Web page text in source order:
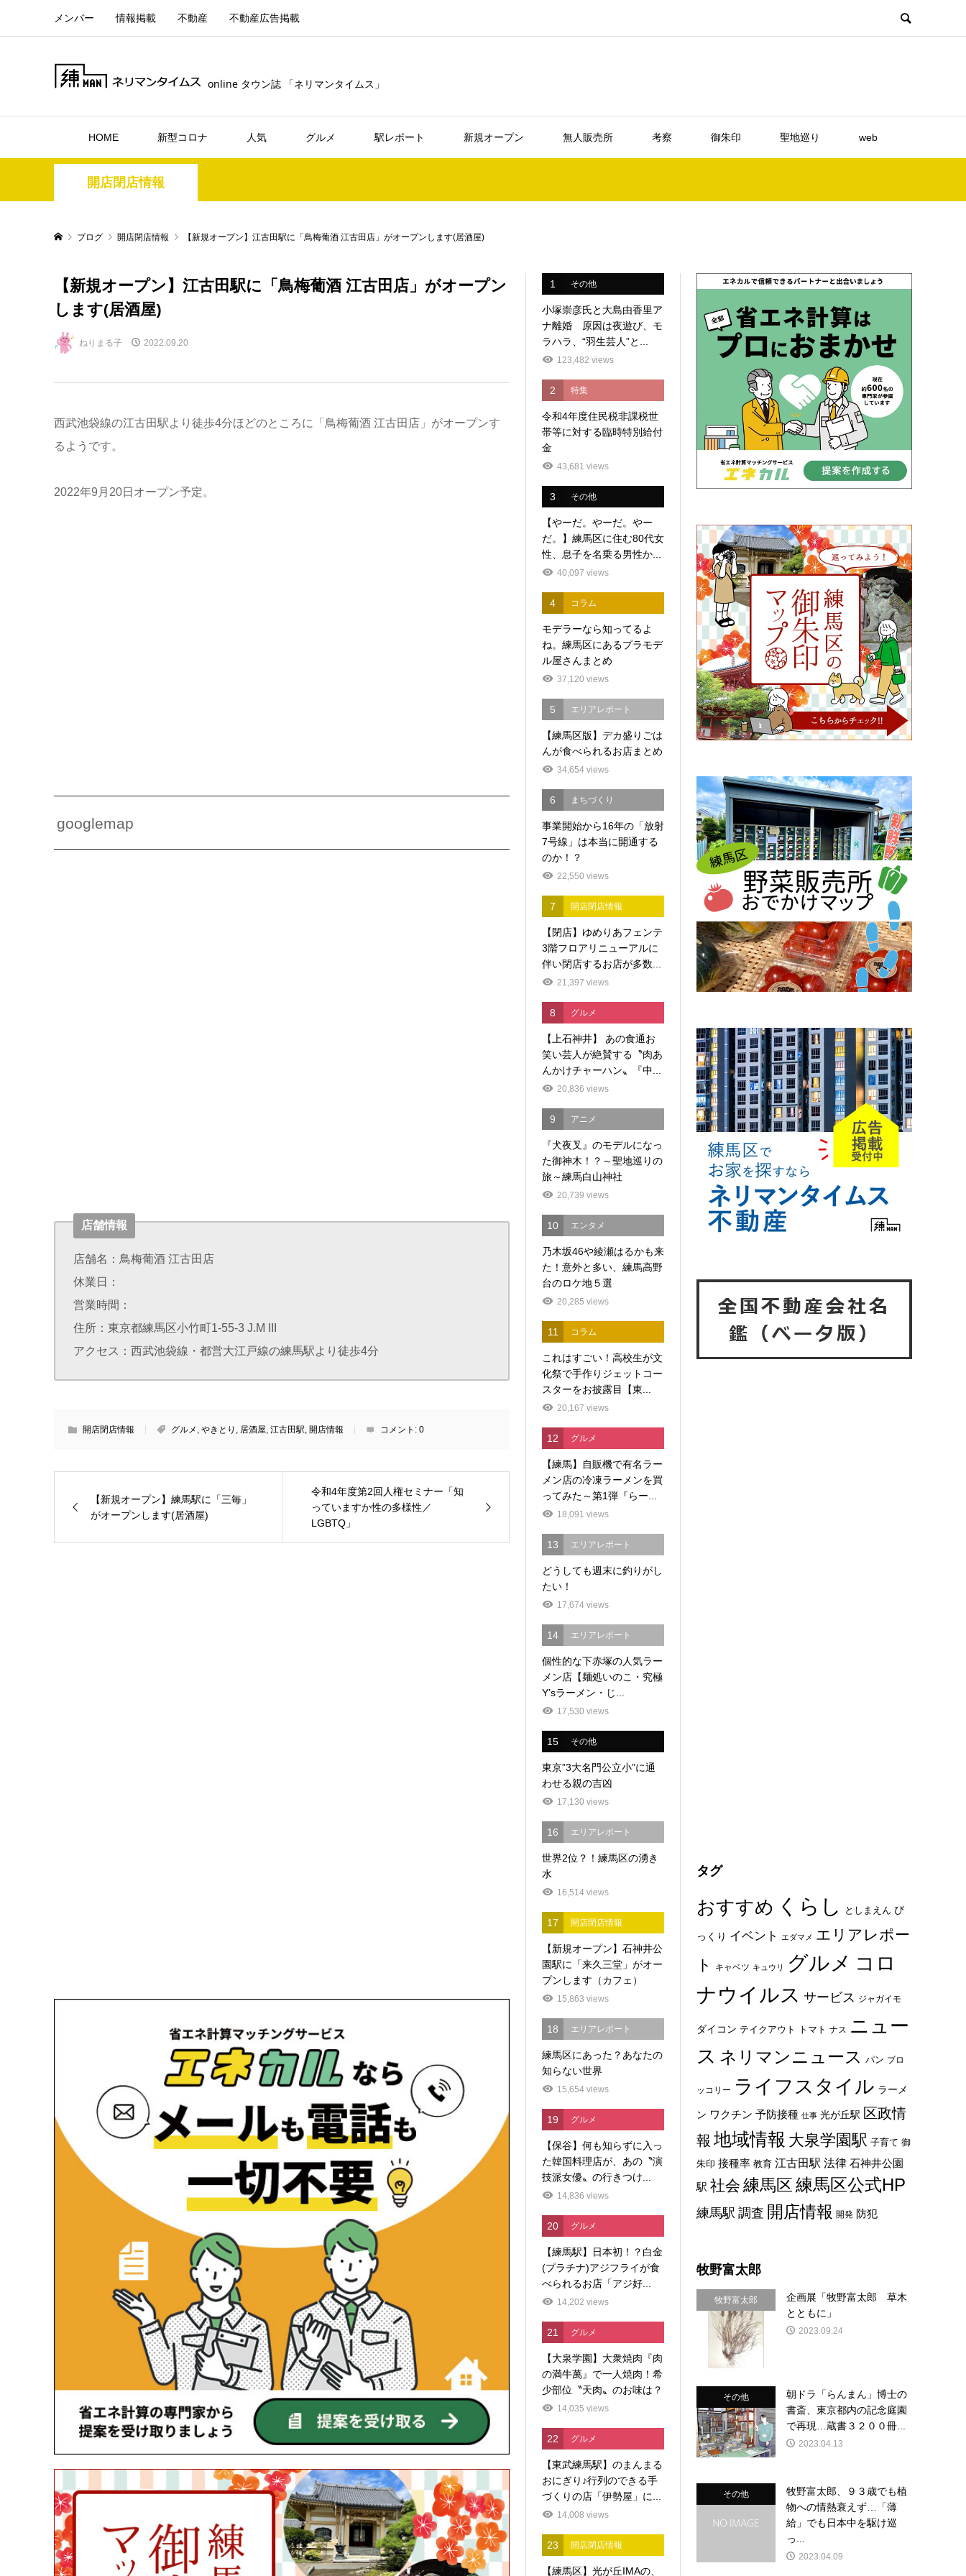
メンバー 情報掲載 不動産 不動産広告掲載
online タウン誌 「ネリマンタイムス」
HOME 新型コロナ 人気 グルメ 駅レポート 新規オープン 無人販売所 考察 御朱印 聖地巡り web
開店閉店情報
ブログ 開店閉店情報 【新規オープン】江古田駅に「鳥梅葡酒 江古田店」がオープンします(居酒屋)
【新規オープン】江古田駅に「鳥梅葡酒 江古田店」がオープン
します(居酒屋)
ねりまる子 2022.09.20
西武池袋線の江古田駅より徒歩4分ほどのところに「鳥梅葡酒 江古田店」がオープンす
るようです。
2022年9月20日オープン予定。
googlemap
店舗情報
店舗名：鳥梅葡酒 江古田店
休業日：
営業時間：
住所：東京都練馬区小竹町1-55-3 J.M III
アクセス：西武池袋線・都営大江戸線の練馬駅より徒歩4分
開店閉店情報 グルメ , やきとり , 居酒屋, 江古田駅, 開店情報 コメント: 0
【新規オープン】練馬駅に「三毎」
がオープンします(居酒屋)
令和4年度第2回人権セミナー「知
っていますか性の多様性／
LGBTQ」
1 その他
小塚崇彦氏と大島由香里ア
ナ離婚 原因は夜遊び、モ
ラハラ、“羽生芸人”と...
123,482 views
2 特集
令和4年度住民税非課税世
帯等に対する臨時特別給付
金
43,681 views
3 その他
【やーだ。やーだ。やー
だ。】練馬区に住む80代女
性、息子を名乗る男性か...
40,097 views
4 コラム
モデラーなら知ってるよ
ね。練馬区にあるプラモデ
ル屋さんまとめ
37,120 views
5 エリアレポート
【練馬区版】デカ盛りごは
んが食べられるお店まとめ
34,654 views
6 まちづくり
事業開始から16年の「放射
7号線」は本当に開通する
のか！？
22,550 views
7 開店閉店情報
【閉店】ゆめりあフェンテ
3階フロアリニューアルに
伴い閉店するお店が多数...
21,397 views
8 グルメ
【上石神井】 あの食通お
笑い芸人が絶賛する〝肉あ
んかけチャーハン〟『中...
20,836 views
9 アニメ
『犬夜叉』のモデルになっ
た御神木！？～聖地巡りの
旅～練馬白山神社
20,739 views
10 エンタメ
乃木坂46や綾瀬はるかも来
た！意外と多い、練馬高野
台のロケ地５選
20,285 views
11 コラム
これはすごい！高校生が文
化祭で手作りジェットコー
スターをお披露目【東...
20,167 views
12 グルメ
【練馬】自販機で有名ラー
メン店の冷凍ラーメンを買
ってみた～第1弾『らー...
18,091 views
13 エリアレポート
どうしても週末に釣りがし
たい！
17,674 views
14 エリアレポート
個性的な下赤塚の人気ラー
メン店【麺処いのこ・究極
Y’sラーメン・じ...
17,530 views
15 その他
東京”3大名門公立小”に通
わせる親の吉凶
17,130 views
16 エリアレポート
世界2位？！練馬区の湧き
水
16,514 views
17 開店閉店情報
【新規オープン】石神井公
園駅に「来久三堂」がオー
プンします（カフェ）
15,863 views
18 エリアレポート
練馬区にあった？あなたの
知らない世界
15,654 views
19 グルメ
【保谷】何も知らずに入っ
た韓国料理店が、あの〝演
技派女優〟の行きつけ...
14,836 views
20 グルメ
【練馬駅】日本初！？白金
(プラチナ)アジフライが食
べられるお店「アジ好...
14,202 views
21 グルメ
【大泉学園】大衆焼肉『肉
の満牛萬』で一人焼肉！希
少部位〝天肉〟のお味は？
14,035 views
22 グルメ
【東武練馬駅】のまんまる
おにぎり♪行列のできる手
づくりの店「伊勢屋」に...
14,008 views
23 開店閉店情報
【練馬区】光が丘IMAの、
タグ
おすすめ くらし としまえん び
っくり イベント エダマメ エリアレポー
ト
キャベツ キュウリ グルメ コロ
ナウイルス サービス ジャガイモ
ダイコン テイクアウト トマト ナス ニュー
ス ネリマンニュース パン ブロ
ッコリー ライフスタイル ラーメ
ン ワクチン 予防接種 仕事 光が丘駅 区政情
報 地域情報 大泉学園駅 子育て 御
朱印 接種率 教育 江古田駅 法律 石神井公園
駅 社会 練馬区 練馬区公式HP
練馬駅 調査 開店情報 開発 防犯
牧野富太郎
牧野富太郎
企画展「牧野富太郎 草木
とともに」
2023.09.24
その他
朝ドラ「らんまん」博士の
書斎、東京都内の記念庭園
で再現…蔵書３２００冊...
2023.04.13
その他
牧野富太郎、９３歳でも植
物への情熱衰えず…「薄
給」でも日本中を駆け巡
っ...
2023.04.09